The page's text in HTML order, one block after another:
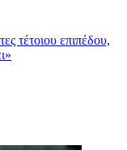
τέτοιου επιπέδου,